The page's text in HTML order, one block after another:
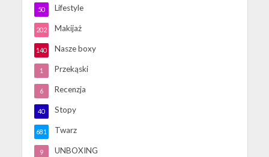
Lifestyle
50
Makijaż
202
Nasze boxy
140
Przekąski
1
Recenzja
6
Stopy
40
Twarz
681
UNBOXING
9